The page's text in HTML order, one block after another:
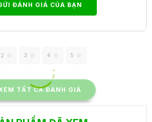
ĐÁNH GIÁ CỦA BẠN
2 3 4 5
TẤT CẢ ĐÁNH GIÁ